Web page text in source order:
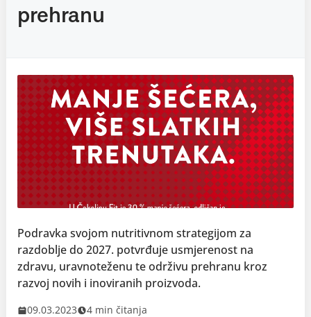
prehranu
Podravka svojom nutritivnom strategijom za
razdoblje do 2027. potvrđuje usmjerenost na
zdravu, uravnoteženu te održivu prehranu kroz
razvoj novih i inoviranih proizvoda.
09.03.2023 4 min čitanja